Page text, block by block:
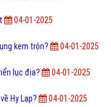
04-01-2025
kem trộn? 04-01-2025
lục địa? 04-01-2025
Hy Lạp? 04-01-2025